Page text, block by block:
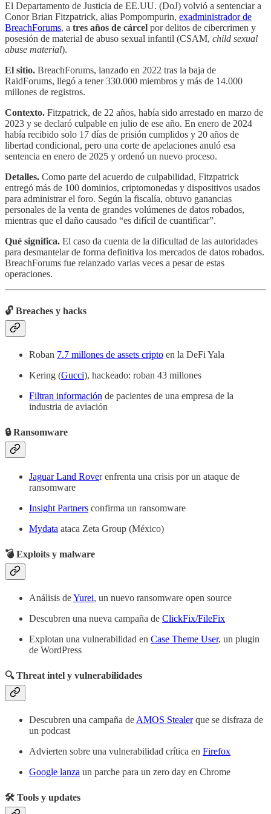
El Departamento de Justicia de EE.UU. (DoJ) volvió a sentenciar a
Conor Brian Fitzpatrick, alias Pompompurin, exadministrador de
BreachForums, a tres años de cárcel por delitos de cibercrimen y
posesión de material de abuso sexual infantil (CSAM, child sexual
abuse material).
El sitio. BreachForums, lanzado en 2022 tras la baja de
RaidForums, llegó a tener 330.000 miembros y más de 14.000
millones de registros.
Contexto. Fitzpatrick, de 22 años, había sido arrestado en marzo de
2023 y se declaró culpable en julio de ese año. En enero de 2024
había recibido solo 17 días de prisión cumplidos y 20 años de
libertad condicional, pero una corte de apelaciones anuló esa
sentencia en enero de 2025 y ordenó un nuevo proceso.
Detalles. Como parte del acuerdo de culpabilidad, Fitzpatrick
entregó más de 100 dominios, criptomonedas y dispositivos usados
para administrar el foro. Según la fiscalía, obtuvo ganancias
personales de la venta de grandes volúmenes de datos robados,
mientras que el daño causado “es difícil de cuantificar”.
Qué significa. El caso da cuenta de la dificultad de las autoridades
para desmantelar de forma definitiva los mercados de datos robados.
BreachForums fue relanzado varias veces a pesar de estas
operaciones.
🔓 Breaches y hacks
Roban 7.7 millones de assets cripto en la DeFi Yala
Kering (Gucci), hackeado: roban 43 millones
Filtran información de pacientes de una empresa de la
industria de aviación
🔒 Ransomware
Jaguar Land Rover enfrenta una crisis por un ataque de
ransomware
Insight Partners confirma un ransomware
Mydata ataca Zeta Group (México)
💣 Exploits y malware
Análisis deYurei, un nuevo ransomware open source
Descubren una nueva campaña de ClickFix/FileFix
Explotan una vulnerabilidad en Case Theme User, un plugin
de WordPress
🔍 Threat intel y vulnerabilidades
Descubren una campaña de AMOS Stealerque se disfraza de
un podcast
Advierten sobre una vulnerabilidad crítica en Firefox
Google lanza un parche para un zero day en Chrome
🛠️ Tools y updates